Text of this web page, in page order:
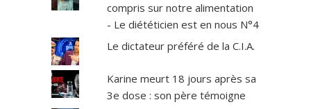
compris sur notre alimentation
- Le diététicien est en nous N°4
Le dictateur préféré de la C.I.A.
Karine meurt 18 jours après sa
3e dose : son père témoigne